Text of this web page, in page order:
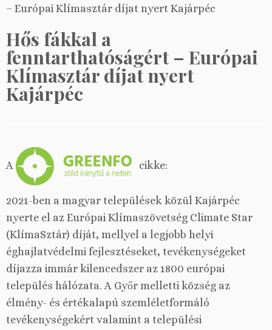
content
– Európai Klímasztár díjat nyert Kajárpéc
Hős fákkal a
fenntarthatóságért – Európai
Klímasztár díjat nyert
Kajárpéc
A cikke:
2021-ben a magyar települések közül Kajárpéc
nyerte el az Európai Klímaszövetség Climate Star
(KlímaSztár) díját, mellyel a legjobb helyi
éghajlatvédelmi fejlesztéseket, tevékenységeket
díjazza immár kilencedszer az 1800 európai
település hálózata. A Győr melletti község az
élmény- és értékalapú szemléletformáló
tevékenységekért valamint a települési